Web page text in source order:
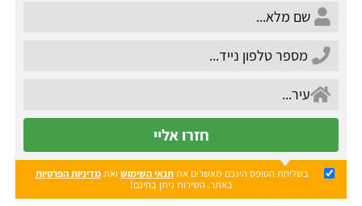
חזרו אליי
בשליחת הטופס הינכם מאשרים אתתנאי השימוש ואתמדיניות הפרטיות
באתר. השירות ניתן בחינם!